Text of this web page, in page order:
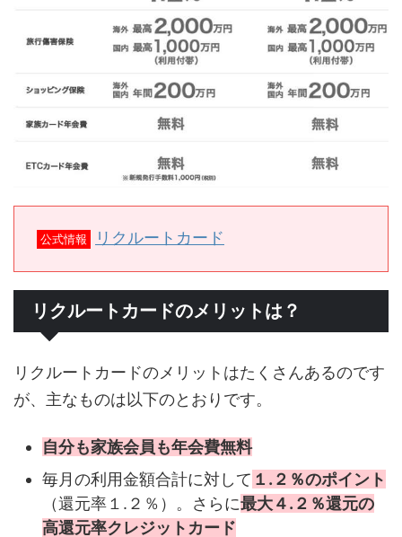
公式情報 リクルートカード
リクルートカードのメリットは？
リクルートカードのメリットはたくさんあるのです
が、主なものは以下のとおりです。
自分も家族会員も年会費無料
毎月の利用金額合計に対して １.２％のポイント
（還元率１.２％）。さらに最大４.２％還元の
高還元率クレジットカード